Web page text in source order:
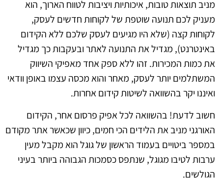
מניב תוצאות טובות, איכותיות ויציבות לטווח הארוך, הוא
מעניק לכם תנועה שוטפת של לקוחות חדשים לעסק,
לקוחות קצה (שלא היו מגיעים לעסק שלכם ללא הקידום
באינטרנט), מגדיל את התנועה לאתר ובעקבות כך מגדיל
את כמות המכירות. זהו ללא ספק אחד מאפיקי השיווק
המשתלמים יותר לעסק, מאחר והוא מכסה עצמו באופן וודאי
ואיננו יקר בהשוואה לשיטות קידום אחרות.
חשוב לדעת! בהשוואה לכל אפיק פרסום אחר, הקידום
האורגני מניב את הלידים הכי חמים, כיוון שכאשר אתר מקודם
במספר ביטויים בעמוד הראשון של גוגל הוא מקבל מעין
ערבות לטיבו מגוגל, שנתפס כסמכות הגבוהה ביותר בעיני
הגולשים.